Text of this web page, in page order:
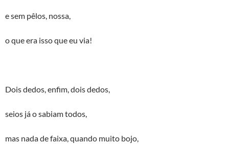
e sem pêlos, nossa,
o que era isso que eu via!
Dois dedos, enfim, dois dedos,
seios já o sabiam todos,
mas nada de faixa, quando muito bojo,